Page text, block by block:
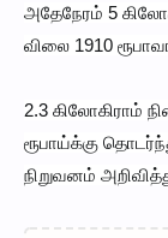
அதேநேரம் 5
விலை 1910
2.3 கிலோகிராம்
ரூபாய்க்கு
நிறுவனம்